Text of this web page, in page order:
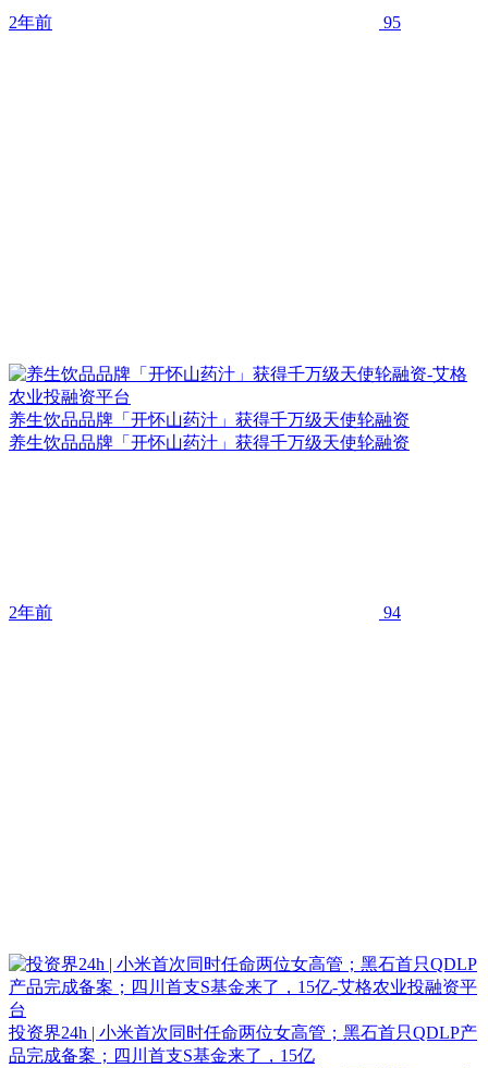
2年前 95
养生饮品品牌「开怀山药汁」获得千万级天使轮融资
养生饮品品牌「开怀山药汁」获得千万级天使轮融资
2年前 94
投资界24h | 小米首次同时任命两位女高管；黑石首只QDLP产
品完成备案；四川首支S基金来了，15亿